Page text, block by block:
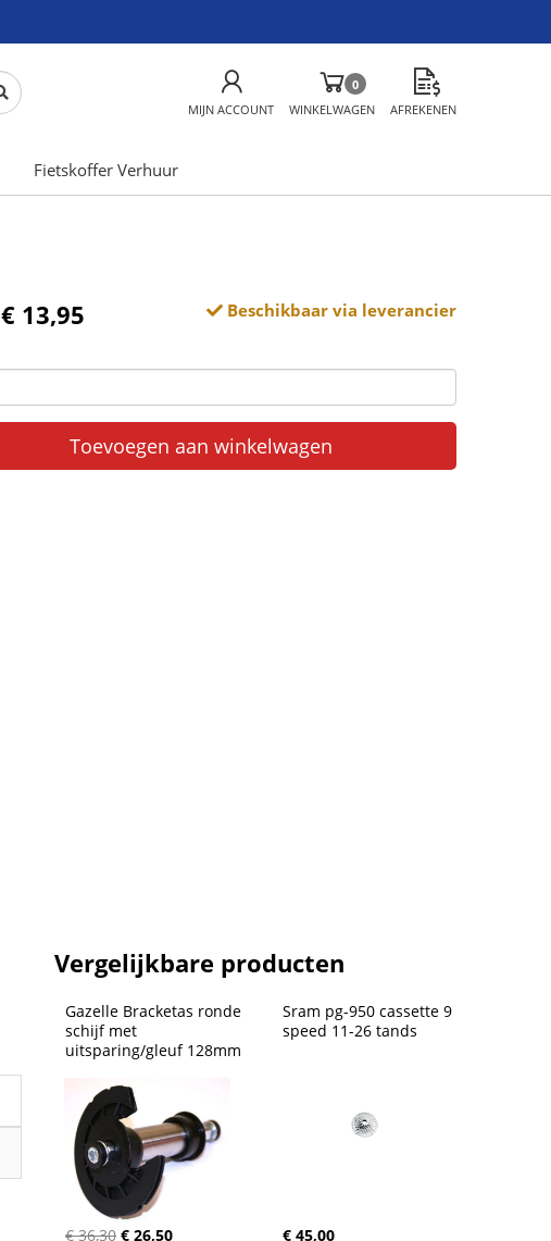
MIJN ACCOUNT
0
WINKELWAGEN
AFREKENEN
Fietskoffer Verhuur
€ 13,95 Beschikbaar via leverancier
Toevoegen aan winkelwagen
Vergelijkbare producten
Gazelle Bracketas ronde
schijf met
uitsparing/gleuf 128mm
€ 36,30 € 26,50
Sram pg-950 cassette 9
speed 11-26 tands
€ 45,00